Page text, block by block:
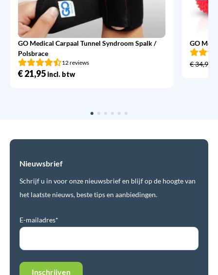
GO Medical Carpaal Tunnel Syndroom Spalk /
Polsbrace
12 reviews
€21,95 incl. btw
GO
€34,95
Nieuwsbrief
Schrijf u in voor onze nieuwsbrief en blijf op de hoogte van
het laatste nieuws, beste tips en aanbiedingen.
E-mailadres*